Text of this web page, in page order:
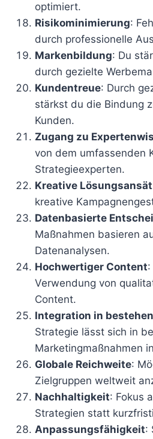
optimiert.
Risikominimierung:
durch professionelle
Markenbildung: Du
durch gezielte
Kundentreue: Durch
stärkst du die Bindung
Kunden.
Zugang zu
von dem umfassenden
Strategieexperten.
Kreative
kreative
Datenbasierte
Maßnahmen basieren
Datenanalysen.
Hochwertiger Content
Verwendung von
Content.
Integration in
Strategie lässt sich in
Marketingmaßnahmen
Globale Reichweite:
Zielgruppen weltweit
Nachhaltigkeit: Fokus
Strategien statt
Anpassungsfähigkeit: